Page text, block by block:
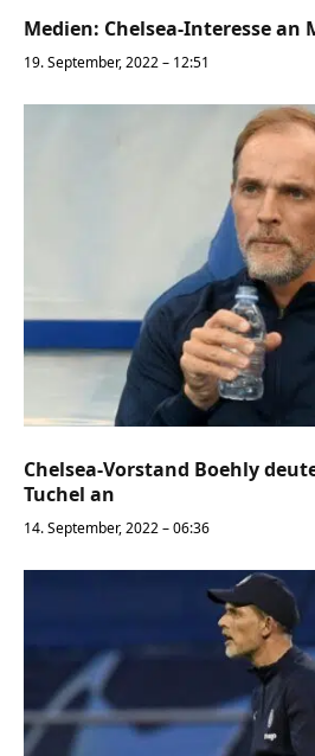
Medien: Chelsea-Interesse an
19. September, 2022 – 12:51
Chelsea-Vorstand Boehly
Tuchel an
14. September, 2022 – 06:36